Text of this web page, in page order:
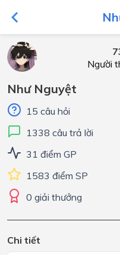
Người
Như Nguyệt
15 câu hỏi
1338 câu trả lời
31 điểm GP
1583 điểm SP
0 giải thưởng
Chi tiết